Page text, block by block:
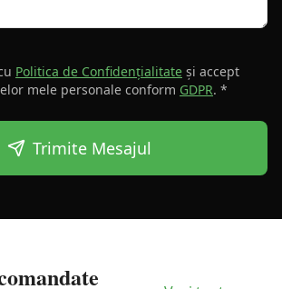
Politica de Confidențialitate și accept
mele personale conform GDPR. *
Trimite Mesajul